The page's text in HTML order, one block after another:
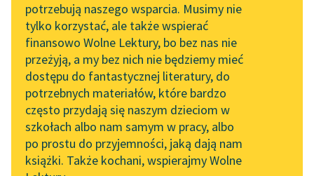
Spotkanie z Katarzyną
Tunkiel w Oslo
Wolne Lektury na 32.
Pol’and’Rock Festivalu
„Kochanek Lady
Chatterley” do słuchania
na Wolnych Lekturach
Nowy audiobook –
Przewodnik dla piszących i
czytających
API
OAI-PMH
Widget Wolnych Lektur
Przypisy
potrzebują naszego wsparcia. Musimy nie
tylko korzystać, ale także wspierać
finansowo Wolne Lektury, bo bez nas nie
przeżyją, a my bez nich nie będziemy mieć
dostępu do fantastycznej literatury, do
potrzebnych materiałów, które bardzo
często przydają się naszym dzieciom w
szkołach albo nam samym w pracy, albo
po prostu do przyjemności, jaką dają nam
książki. Także kochani, wspierajmy Wolne
ptaka przyniesione
— Dzieci! Do krwi się
bijcie o dziedzictwo po
wa­szej matce (która
jest ojcem
jednocześnie...
Czytaj więcej